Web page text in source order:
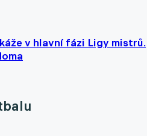
v hlavní fázi Ligy mistrů.